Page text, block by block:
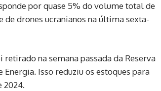
por quase 5% do volume total de
de drones ucranianos na última sexta-
na semana passada da Reserva
Isso reduziu os estoques para
2024.